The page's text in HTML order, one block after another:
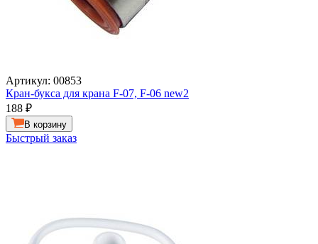
Артикул: 00853
Кран-букса для крана F-07, F-06 new2
188 ₽
В корзину
Быстрый заказ